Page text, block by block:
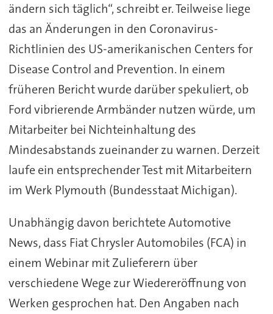
ändern sich täglich“, schreibt er. Teilweise liege
das an Änderungen in den Coronavirus-
Richtlinien des US-amerikanischen Centers for
Disease Control and Prevention. In einem
früheren Bericht wurde darüber spekuliert, ob
Ford vibrierende Armbänder nutzen würde, um
Mitarbeiter bei Nichteinhaltung des
Mindesabstands zueinander zu warnen. Derzeit
laufe ein entsprechender Test mit Mitarbeitern
im Werk Plymouth (Bundesstaat Michigan).
Unabhängig davon berichtete Automotive
News, dass Fiat Chrysler Automobiles (FCA) in
einem Webinar mit Zulieferern über
verschiedene Wege zur Wiedereröffnung von
Werken gesprochen hat. Den Angaben nach